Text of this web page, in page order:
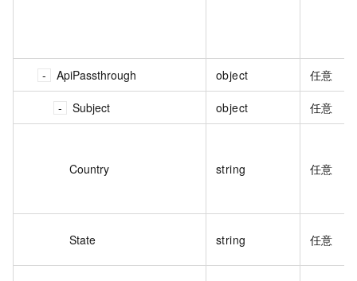
ApiPassthrough object 任意
Subject object 任意
Country string 任意
State string 任意